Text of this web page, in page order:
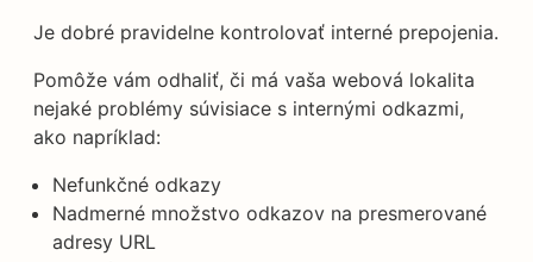
Je dobré pravidelne kontrolovať interné prepojenia.
Pomôže vám odhaliť, či má vaša webová lokalita
nejaké problémy súvisiace s internými odkazmi,
ako napríklad:
Nefunkčné odkazy
Nadmerné množstvo odkazov na presmerované
adresy URL